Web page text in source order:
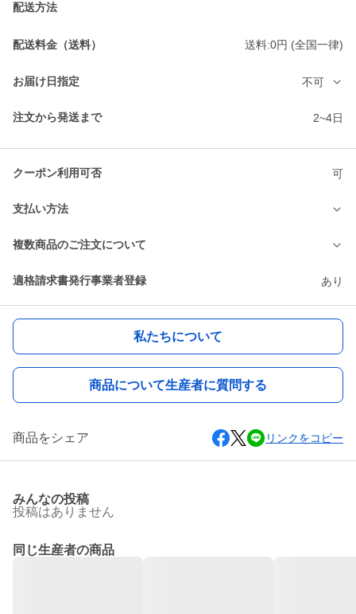
配送方法
配送料金（送料） 送料:0円 (全国一律)
お届け日指定 不可
注文から発送まで 2~4日
クーポン利用可否 可
支払い方法
複数商品のご注文について
適格請求書発行事業者登録 あり
私たちについて
商品について生産者に質問する
商品をシェア リンクをコピー
みんなの投稿
投稿はありません
同じ生産者の商品